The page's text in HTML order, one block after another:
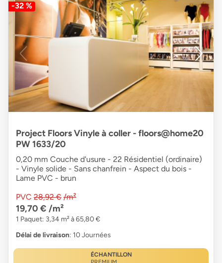
-32 %
Project Floors Vinyle à coller - floors@home20
PW 1633/20
0,20 mm Couche d'usure - 22 Résidentiel (ordinaire)
- Vinyle solide - Sans chanfrein - Aspect du bois -
Lame PVC - brun
PVC 28,92 € /m²
19,70 € /m²
1 Paquet: 3,34 m² à 65,80 €
Délai de livraison: 10 Journées
ÉCHANTILLON